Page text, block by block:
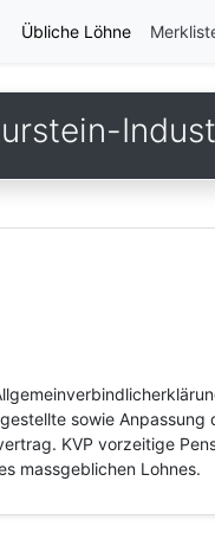
Übliche Löhne
sowie
KVP vorzeitige
massgeblichen Lohnes.